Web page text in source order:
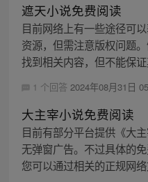
遮天小说免费阅读
目前网络上有一些途径可
资源，但需注意版权问题
找到相关内容，但不能保证
1 个回答 2024年08月31日
大主宰小说免费阅读
目前有部分平台提供《大
无弹窗广告。不过具体的
您可以通过相关的正规网